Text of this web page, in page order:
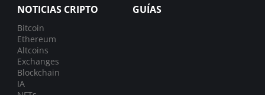
NOTICIAS CRIPTO
Bitcoin
Ethereum
Altcoins
Exchanges
Blockchain
IA
GUÍAS